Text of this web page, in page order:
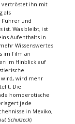
vertröstet ihn mit
als
Führer und
ist. Was bleibt, ist
Aufenthalts in
Wissenswertes
im Film an
im Hinblick auf
wird, wird mehr
Die
homoerotische
jede
in Mexiko,
Schulzeck)